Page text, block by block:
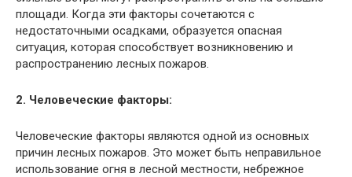
площади. Когда эти факторы сочетаются с
недостаточными осадками, образуется опасная
ситуация, которая способствует возникновению и
распространению лесных пожаров.
2. Человеческие факторы:
Человеческие факторы являются одной из основных
причин лесных пожаров. Это может быть неправильное
использование огня в лесной местности, небрежное